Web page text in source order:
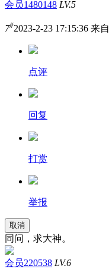
会员1480148 LV.5
7#2023-2-23 17:15:36 来自
点评
回复
打赏
举报
取消
同问，求大神。
会员220538 LV.6